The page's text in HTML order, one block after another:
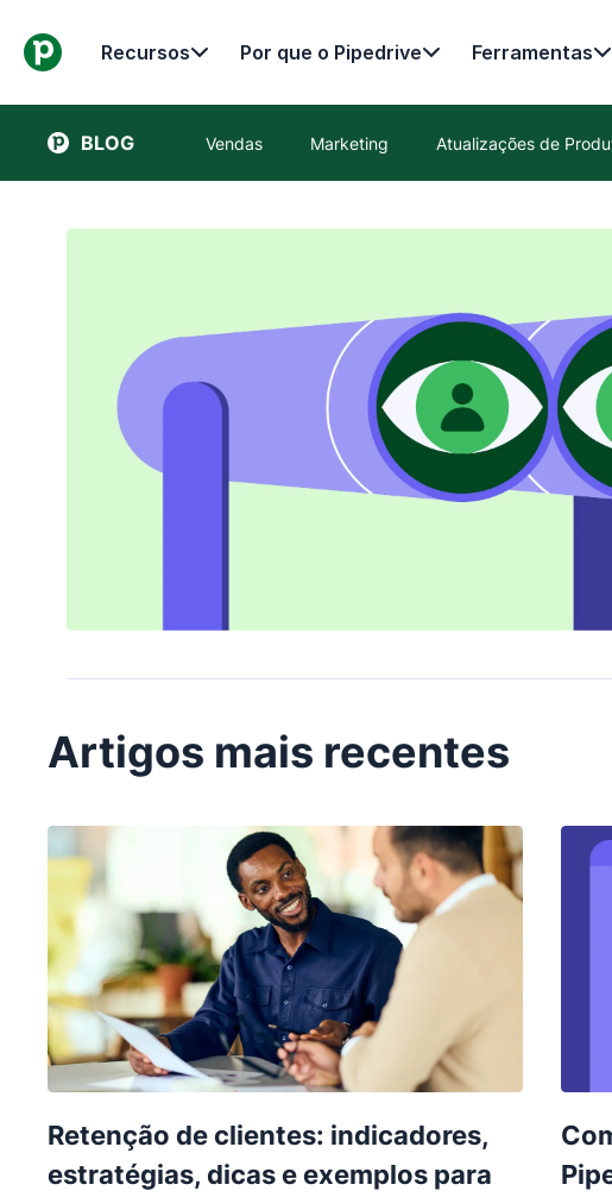
Recursos Por que o Pipedrive Ferramentas
BLOG Vendas Marketing Atualizações de
Artigos mais recentes
Retenção de clientes: indicadores,
estratégias, dicas e exemplos para